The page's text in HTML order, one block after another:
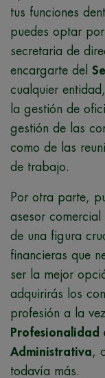
tus funciones
puedes optar
secretaria de
encargarte del
cualquier
la gestión de
gestión de las
como de las
de trabajo.
Por otra parte,
asesor comercial
de una figura
financieras que
ser la mejor
adquirirás los
profesión a la
Profesionalidad
Administrativa,
todavía más.